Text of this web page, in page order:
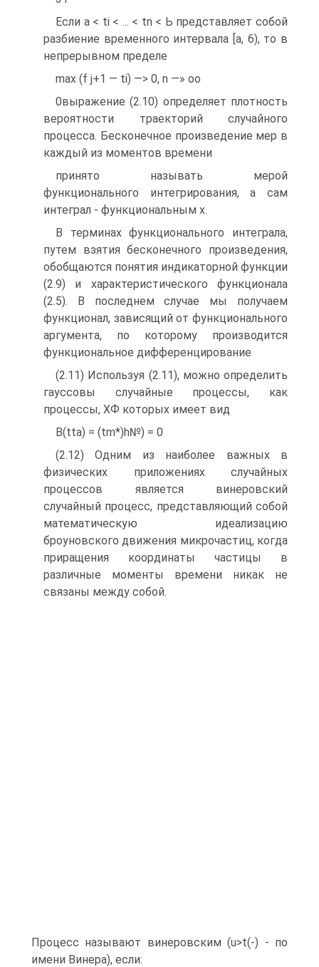
Если а < ti < ... < tn < Ь представляет собой
разбиение временного интервала [а, 6), то в
непрерывном пределе
max (f j+1 — ti) —> 0, n —» oo
0выражение (2.10) определяет плотность
вероятности траекторий случайного
процесса. Бесконечное произведение мер в
каждый из моментов времени
принято называть мерой
функционального интегрирования, а сам
интеграл - функциональным х.
В терминах функционального интеграла,
путем взятия бесконечного произведения,
обобщаются понятия индикаторной функции
(2.9) и характеристического функционала
(2.5). В последнем случае мы получаем
функционал, зависящий от функционального
аргумента, по которому производится
функциональное дифференцирование
(2.11) Используя (2.11), можно определить
гауссовы случайные процессы, как
процессы, ХФ которых имеет вид
B(tta) = (tm*)h№) = 0
(2.12) Одним из наиболее важных в
физических приложениях случайных
процессов является винеровский
случайный процесс, представляющий собой
математическую идеализацию
броуновского движения микрочастиц, когда
приращения координаты частицы в
различные моменты времени никак не
связаны между собой.
Процесс называют винеровским (u>t(-) - по
имени Винера), если: